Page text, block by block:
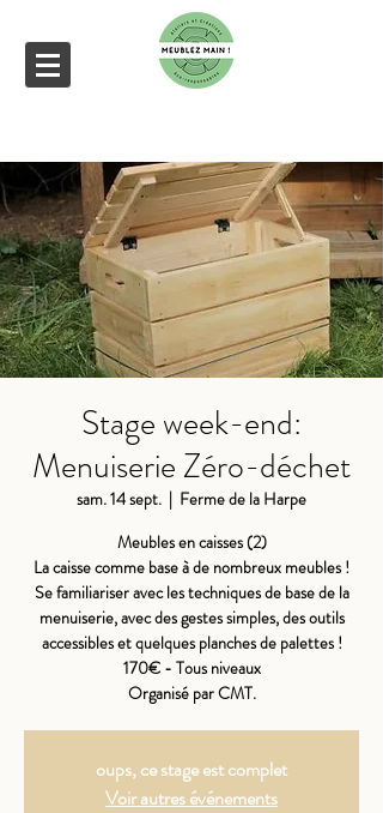
Stage week-end:
Menuiserie Zéro-déchet
sam. 14 sept.
  |
Ferme de la Harpe
Meubles en caisses (2)
La caisse comme base à de nombreux meubles !
Se familiariser avec les techniques de base de la
menuiserie, avec des gestes simples, des outils
accessibles et quelques planches de palettes !
170€ - Tous niveaux
Organisé par CMT.
oups, ce stage est complet
Voir autres événements